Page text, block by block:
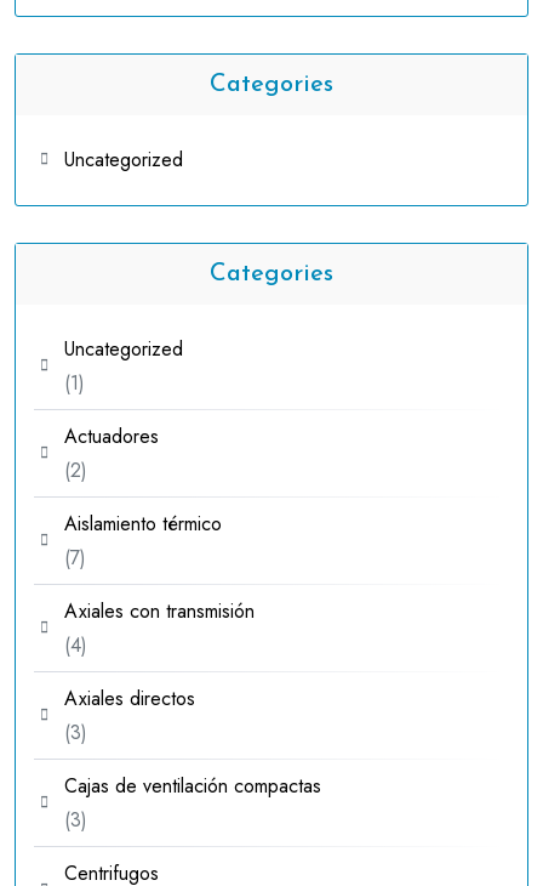
Categories
Uncategorized
Categories
Uncategorized
11
producto
Actuadores
22
productos
Aislamiento térmico
77
productos
Axiales con transmisión
44
productos
Axiales directos
33
productos
Cajas de ventilación compactas
33
productos
Centrifugos